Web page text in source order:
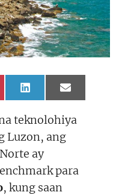
Share
on
L
i
k
d
I
n
Share
on
E
m
i
teknolohiya
Luzon, ang
ay
para
, kung saan